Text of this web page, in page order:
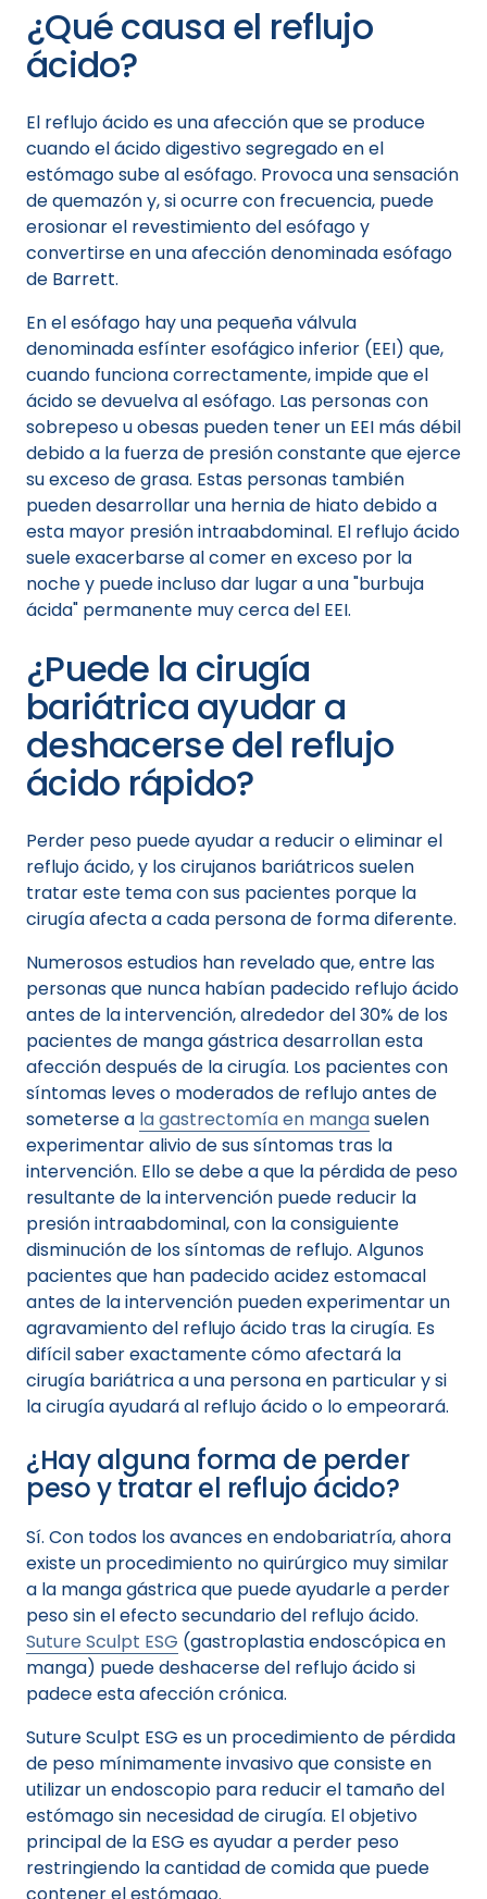
¿Qué causa el reflujo
ácido?
El reflujo ácido es una afección que se produce
cuando el ácido digestivo segregado en el
estómago sube al esófago. Provoca una sensación
de quemazón y, si ocurre con frecuencia, puede
erosionar el revestimiento del esófago y
convertirse en una afección denominada esófago
de Barrett.
En el esófago hay una pequeña válvula
denominada esfínter esofágico inferior (EEI) que,
cuando funciona correctamente, impide que el
ácido se devuelva al esófago. Las personas con
sobrepeso u obesas pueden tener un EEI más débil
debido a la fuerza de presión constante que ejerce
su exceso de grasa. Estas personas también
pueden desarrollar una hernia de hiato debido a
esta mayor presión intraabdominal. El reflujo ácido
suele exacerbarse al comer en exceso por la
noche y puede incluso dar lugar a una "burbuja
ácida" permanente muy cerca del EEI.
¿Puede la cirugía
bariátrica ayudar a
deshacerse del reflujo
ácido rápido?
Perder peso puede ayudar a reducir o eliminar el
reflujo ácido, y los cirujanos bariátricos suelen
tratar este tema con sus pacientes porque la
cirugía afecta a cada persona de forma diferente.
Numerosos estudios han revelado que, entre las
personas que nunca habían padecido reflujo ácido
antes de la intervención, alrededor del 30% de los
pacientes de manga gástrica desarrollan esta
afección después de la cirugía. Los pacientes con
síntomas leves o moderados de reflujo antes de
someterse a la gastrectomía en mangasuelen
experimentar alivio de sus síntomas tras la
intervención. Ello se debe a que la pérdida de peso
resultante de la intervención puede reducir la
presión intraabdominal, con la consiguiente
disminución de los síntomas de reflujo. Algunos
pacientes que han padecido acidez estomacal
antes de la intervención pueden experimentar un
agravamiento del reflujo ácido tras la cirugía. Es
difícil saber exactamente cómo afectará la
cirugía bariátrica a una persona en particular y si
la cirugía ayudará al reflujo ácido o lo empeorará.
¿Hay alguna forma de perder
peso y tratar el reflujo ácido?
Sí. Con todos los avances en endobariatría, ahora
existe un procedimiento no quirúrgico muy similar
a la manga gástrica que puede ayudarle a perder
peso sin el efecto secundario del reflujo ácido.
Suture Sculpt ESG (gastroplastia endoscópica en
manga) puede deshacerse del reflujo ácido si
padece esta afección crónica.
Suture Sculpt ESG es un procedimiento de pérdida
de peso mínimamente invasivo que consiste en
utilizar un endoscopio para reducir el tamaño del
estómago sin necesidad de cirugía. El objetivo
principal de la ESG es ayudar a perder peso
restringiendo la cantidad de comida que puede